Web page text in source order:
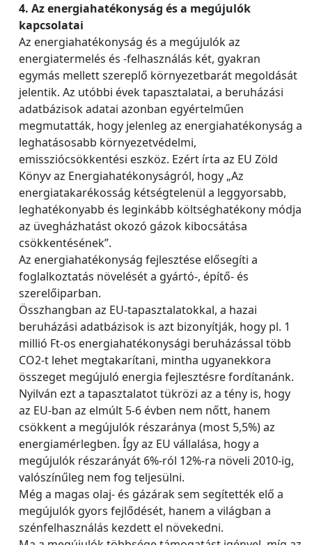
4. Az energiahatékonyság és a megújulók
kapcsolatai
Az energiahatékonyság és a megújulók az
energiatermelés és -felhasználás két, gyakran
egymás mellett szereplő környezetbarát megoldását
jelentik. Az utóbbi évek tapasztalatai, a beruházási
adatbázisok adatai azonban egyértelműen
megmutatták, hogy jelenleg az energiahatékonyság a
leghatásosabb környezetvédelmi,
emissziócsökkentési eszköz. Ezért írta az EU Zöld
Könyv az Energiahatékonyságról, hogy „Az
energiatakarékosság kétségtelenül a leggyorsabb,
leghatékonyabb és leginkább költséghatékony módja
az üvegházhatást okozó gázok kibocsátása
csökkentésének”.
Az energiahatékonyság fejlesztése elősegíti a
foglalkoztatás növelését a gyártó-, építő- és
szerelőiparban.
Összhangban az EU-tapasztalatokkal, a hazai
beruházási adatbázisok is azt bizonyítják, hogy pl. 1
millió Ft-os energiahatékonysági beruházással több
CO2-t lehet megtakarítani, mintha ugyanekkora
összeget megújuló energia fejlesztésre fordítanánk.
Nyilván ezt a tapasztalatot tükrözi az a tény is, hogy
az EU-ban az elmúlt 5-6 évben nem nőtt, hanem
csökkent a megújulók részaránya (most 5,5%) az
energiamérlegben. Így az EU vállalása, hogy a
megújulók részarányát 6%-ról 12%-ra növeli 2010-ig,
valószínűleg nem fog teljesülni.
Még a magas olaj- és gázárak sem segítették elő a
megújulók gyors fejlődését, hanem a világban a
szénfelhasználás kezdett el növekedni.